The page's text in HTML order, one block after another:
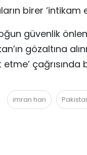
birer ‘intikam
güvenlik
gözaltına
çağrısında
imran han